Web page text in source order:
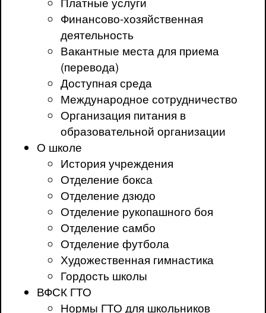
Финансово-хозяйственная
деятельность
Вакантные места для приема
(перевода)
Доступная среда
Международное сотрудничество
Организация питания в
образовательной организации
О школе
История учреждения
Отделение бокса
Отделение дзюдо
Отделение рукопашного боя
Отделение самбо
Отделение футбола
Художественная гимнастика
Гордость школы
ВФСК ГТО
Нормы ГТО для школьников